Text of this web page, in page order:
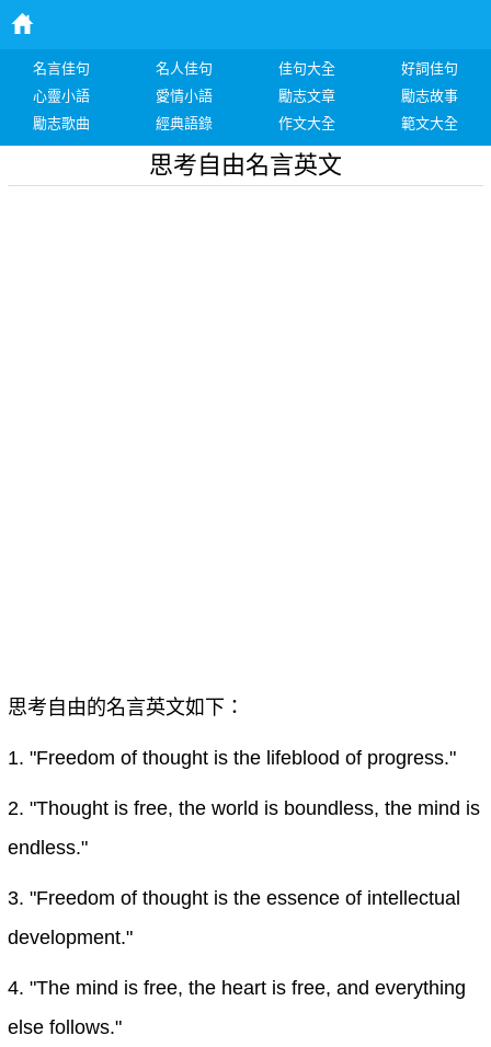
名言佳句 名人佳句 佳句大全
好詞佳句
心靈小語
愛情小語 勵志文章
勵志故事
勵志歌曲
經典語錄 作文大全 範文大全
思考自由名言英文
思考自由的名言英文如下：
1. "Freedom of thought is the lifeblood of progress."
2. "Thought is free, the world is boundless, the mind is
endless."
3. "Freedom of thought is the essence of intellectual
development."
4. "The mind is free, the heart is free, and everything
else follows."